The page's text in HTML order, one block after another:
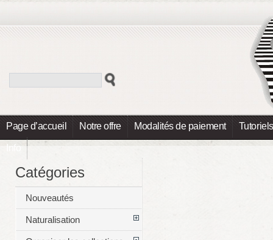
Page d’accueil Notre offre Modalités de paiement Tutoriels
Info
Catégories
Nouveautés
Naturalisation